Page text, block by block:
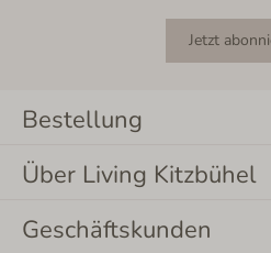
Jetzt
Bestellung
Über Living Kitzbühel
Geschäftskunden